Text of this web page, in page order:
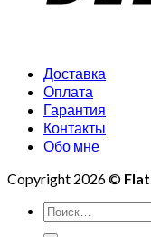
Доставка
Оплата
Гарантия
Контакты
Обо мне
Copyright 2026 ©
Искать: